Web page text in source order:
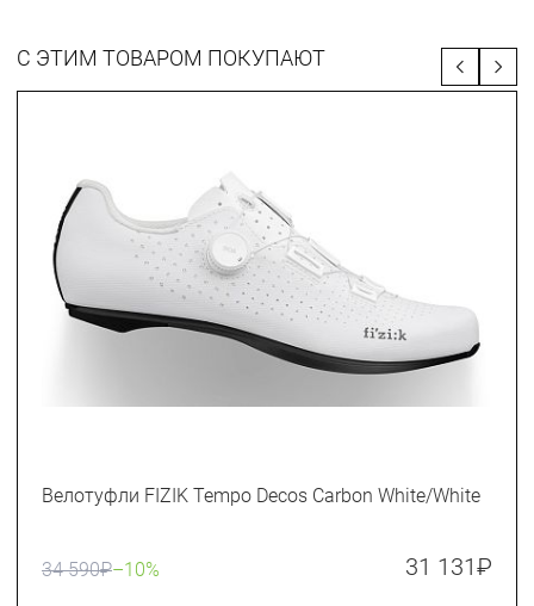
С ЭТИМ ТОВАРОМ ПОКУПАЮТ
Велотуфли FIZIK Tempo Decos Carbon White/White
34 590₽–10% 31 131₽